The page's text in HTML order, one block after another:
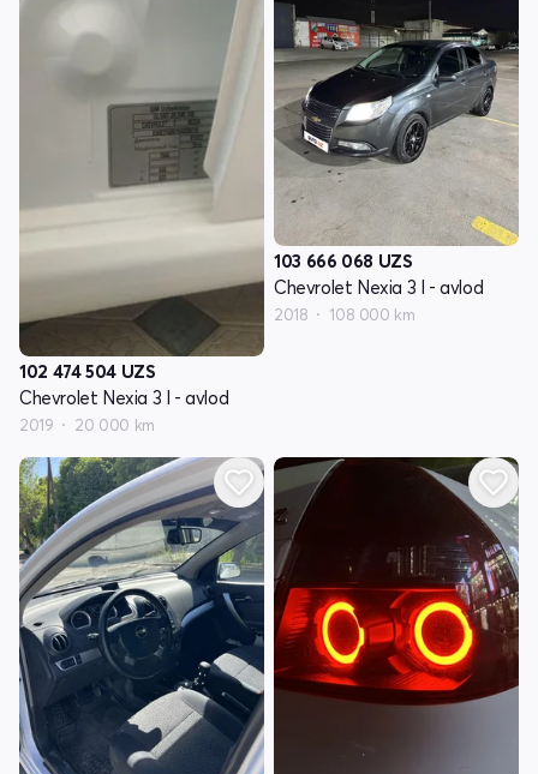
102 474 504 UZS
Chevrolet Nexia 3 I - avlod
2019 20 000 km
103 666 068 UZS
Chevrolet Nexia 3 I - avlod
2018 108 000 km